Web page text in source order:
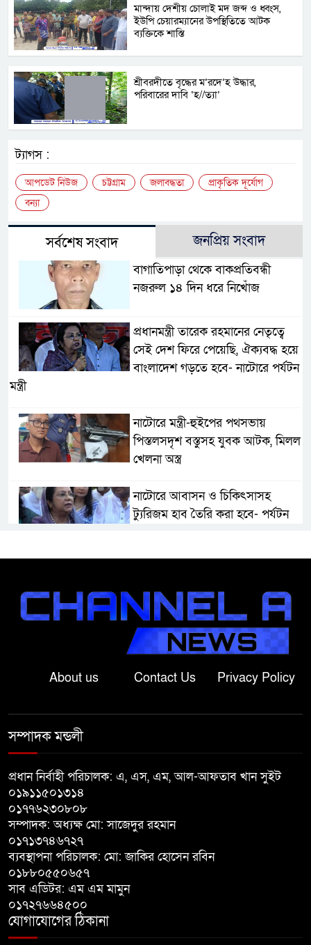
মান্দায় দেশীয় চোলাই মদ জব্দ ও ধ্বংস,
ইউপি চেয়ারম্যানের উপস্থিতিতে আটক
ব্যক্তিকে শাস্তি
শ্রীবরদীতে বৃদ্ধের ম’রদে’হ উদ্ধার,
পরিবারের দাবি ‘হ//ত্যা’
ট্যাগস :
আপডেট নিউজ চট্টগ্রাম জলাবদ্ধতা
প্রাকৃতিক দূর্যোগ
বন্যা
সর্বশেষ সংবাদ জনপ্রিয় সংবাদ
বাগাতিপাড়া থেকে বাকপ্রতিবন্ধী
নজরুল ১৪ দিন ধরে নিখোঁজ
প্রধানমন্ত্রী তারেক রহমানের নেতৃত্বে
সেই দেশ ফিরে পেয়েছি, ঐক্যবদ্ধ হয়ে
বাংলাদেশ গড়তে হবে- নাটোরে পর্যটন
মন্ত্রী
নাটোরে মন্ত্রী-হুইপের পথসভায়
পিস্তলসদৃশ বস্তুসহ যুবক আটক, মিলল
খেলনা অস্ত্র
নাটোরে আবাসন ও চিকিৎসাসহ
ট্যুরিজম হাব তৈরি করা হবে- পর্যটন
ধ্বংস, ইউপি চেয়ারম্যানের উপস্থিতিতে
আটক ব্যক্তিকে শাস্তি
শ্রীবরদীতে বৃদ্ধের ম’রদে’হ উদ্ধার,
চাঁদাবাজির অভিযোগ, বাগাতিপাড়ার
ঐক্যজোটের বিক্ষোভ, প্রধানমন্ত্রীর
About us Contact Us Privacy Policy
সম্পাদক মন্ডলী
প্রধান নির্বাহী পরিচালক: এ, এস, এম, আল-আফতাব খান সুইট
০১৯১১৫০১৩১৪
০১৭৭৬২৩০৮০৮
সম্পাদক: অধ্যক্ষ মো: সাজেদুর রহমান
০১৭১৩৭৪৬৭২৭
ব্যবস্থাপনা পরিচালক: মো: জাকির হোসেন রবিন
০১৮৮০৫৫০৬৫৭
সাব এডিটর: এম এম মামুন
০১৭২৭৬৬৪৫০০
যোগাযোগের ঠিকানা